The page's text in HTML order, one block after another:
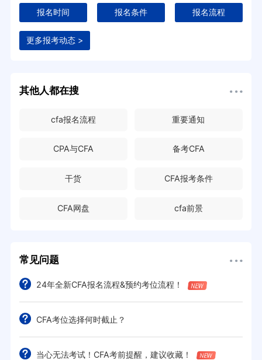
报名时间 报名条件 报名流程
更多报考动态 >
其他人都在搜
cfa报名流程 重要通知
CPA与CFA 备考CFA
干货 CFA报考条件
CFA网盘 cfa前景
常见问题
24年全新CFA报名流程&预约考位流程！
CFA考位选择何时截止？
当心无法考试！CFA考前提醒，建议收藏！